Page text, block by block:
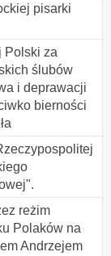
pisarki
Polski za
ślubów
i deprawacji
bierności
reżim
Polaków na
Andrzejem